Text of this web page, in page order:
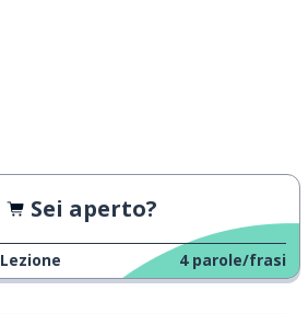
una pelliccia
ella; essa
Sei aperto?
Lezione 4 parole/frasi